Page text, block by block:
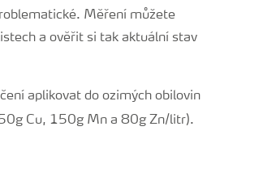
Měření můžete
a ověřit si tak aktuální stav
aplikovat do ozimých obilovin
Cu, 150g Mn a 80g Zn/litr).